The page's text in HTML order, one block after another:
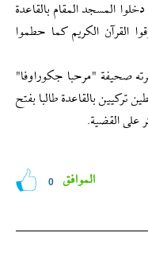
المسجد المقام بالقاعدة
القرآن الكريم كما حطموا
صحيفة "مرحبا جكوراوفا"
تركيين بالقاعدة طالبا بفتح
على القضية.
0 الموافق